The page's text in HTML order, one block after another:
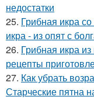
недостатки
25. Грибная икра
икра - из опят с
26. Грибная икра
рецепты
27. Как убрать
Старческие пятна